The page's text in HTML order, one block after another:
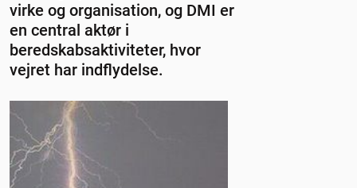
virke og organisation, og DMI er
en central aktør i
beredskabsaktiviteter, hvor
vejret har indflydelse.